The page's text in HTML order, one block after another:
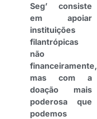
Seg’ consiste
em apoiar
instituições
filantrópicas
não
financeiramente,
mas com a
doação mais
poderosa que
podemos